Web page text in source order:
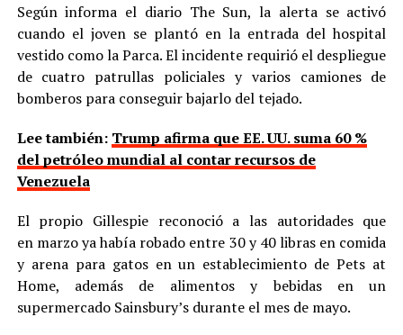
Según informa el diario The Sun, la alerta se activó
cuando el joven se plantó en la entrada del hospital
vestido como la Parca. El incidente requirió el despliegue
de cuatro patrullas policiales y varios camiones de
bomberos para conseguir bajarlo del tejado.
Lee también: Trump afirma que EE. UU. suma 60 %
del petróleo mundial al contar recursos de
Venezuela
El propio Gillespie reconoció a las autoridades que
en marzo ya había robado entre 30 y 40 libras en comida
y arena para gatos en un establecimiento de Pets at
Home, además de alimentos y bebidas en un
supermercado Sainsbury’s durante el mes de mayo.